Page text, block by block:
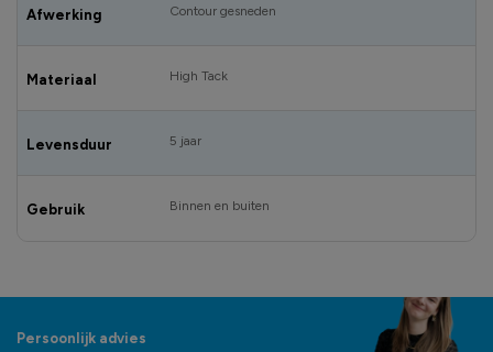
Afwerking Contour gesneden
Materiaal High Tack
Levensduur 5 jaar
Gebruik Binnen en buiten
Persoonlijk advies